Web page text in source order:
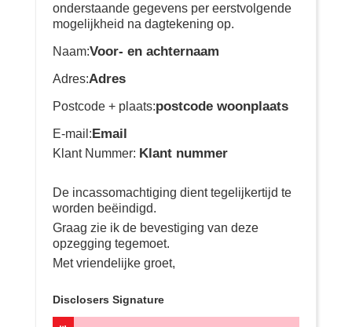
onderstaande gegevens per eerstvolgende
mogelijkheid na dagtekening op.
Naam:Voor- en achternaam
Adres:Adres
Postcode + plaats:postcode woonplaats
E-mail:Email
Klant Nummer: Klant nummer
De incassomachtiging dient tegelijkertijd te
worden beëindigd.
Graag zie ik de bevestiging van deze
opzegging tegemoet.
Met vriendelijke groet,
Disclosers Signature